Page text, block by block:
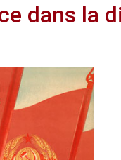
dans la